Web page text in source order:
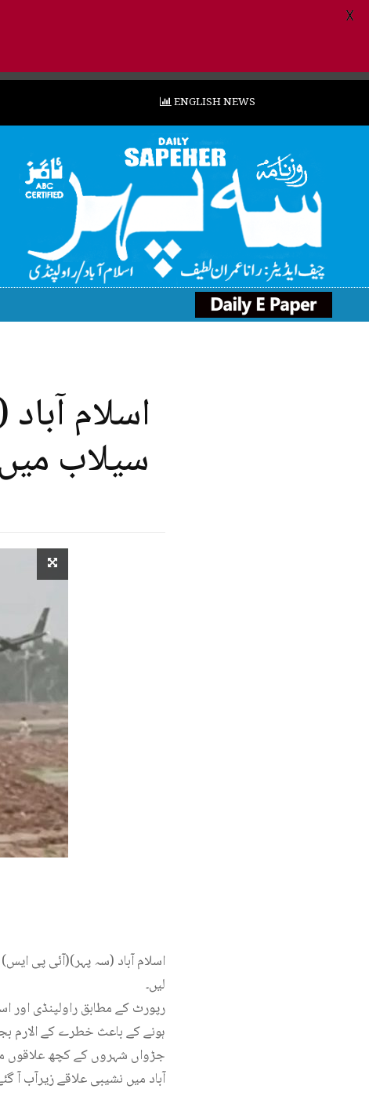
ENGLISH NEWS
اسلام
سیلاب
اسلام آباد (سہ پہر)(آئی پی
لیں۔
رپورٹ کے مطابق راولپنڈی اور
ہونے کے باعث خطرے کے الارم
آباد میں نشیبی علاقے زیرآب آ
X